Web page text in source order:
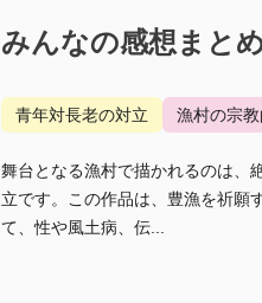
みんなの感想まと
青年対長老の対立 漁村の宗
舞台となる漁村で描かれるのは、
立です。この作品は、豊漁を祈願
て、性や風土病、伝...